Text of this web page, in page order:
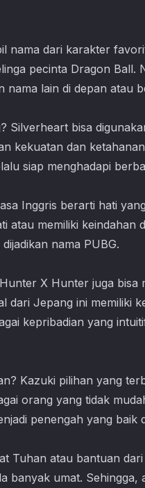
nama dari karakter
pecinta Dragon Ball.
lain di depan atau
Silverheart bisa
kekuatan dan
siap menghadapi
Inggris berarti hati
atau memiliki keindahan
nama PUBG.
X Hunter juga bisa
dari Jepang ini memiliki
kepribadian yang
Kazuki pilihan yang
orang yang tidak
penengah yang baik
Tuhan atau bantuan
banyak umat. Sehingga,